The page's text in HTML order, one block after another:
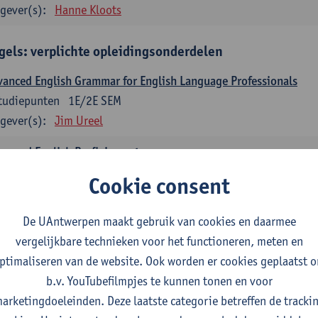
Hanne Kloots
verplichte opleidingsonderdelen
English Grammar for English Language Professionals
1E/2E SEM
Jim Ureel
English Proficiency 1
Jim Ureel Anna Gagiano
English Proficiency 2
2E SEM
studiepunten
Jim Ureel Anna Gagiano
in English 1: Analysing Texts in Context
1E/2E SEM
studiepunten
Cookie consent
De UAntwerpen maakt gebruik van cookies en daarmee
vergelijkbare technieken voor het functioneren, meten en
van de website. Ook worden er cookies geplaatst
b.v. YouTubefilmpjes te kunnen tonen en voor
Deze laatste categorie betreffen de